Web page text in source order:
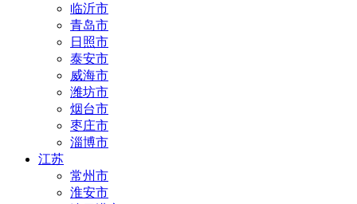
临沂市
青岛市
日照市
泰安市
威海市
潍坊市
烟台市
枣庄市
淄博市
江苏
常州市
淮安市